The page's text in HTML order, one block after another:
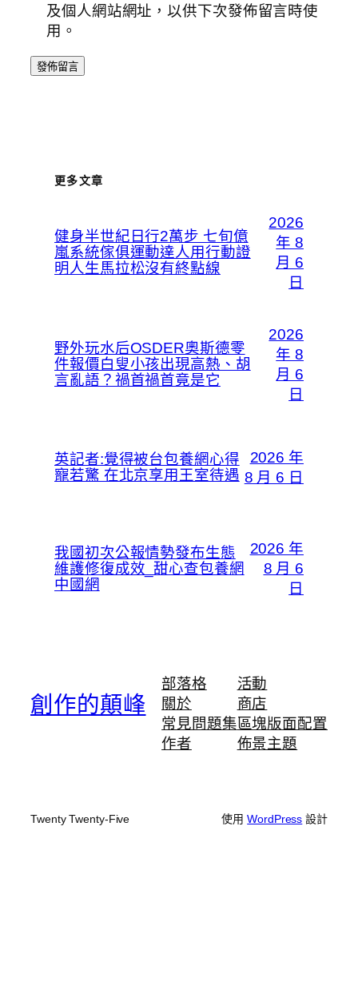
及個人網站網址，以供下次發佈留言時使
用。
更多文章
健身半世紀日行2萬步 七旬億
嵐系統傢俱運動達人用行動證
明人生馬拉松沒有終點線
2026
年 8
月 6
日
野外玩水后OSDER奧斯德零
件報價白叟小孩出現高熱、胡
言亂語？禍首禍首竟是它
2026
年 8
月 6
日
英記者:覺得被台包養網心得
寵若驚 在北京享用王室待遇
2026 年
8 月 6 日
我國初次公報情勢發布生態
維護修復成效_甜心查包養網
中國網
2026 年
8 月 6
日
創作的顛峰
部落格
關於
常見問題集
作者
活動
商店
區塊版面配置
佈景主題
Twenty Twenty-Five 使用WordPress 設計